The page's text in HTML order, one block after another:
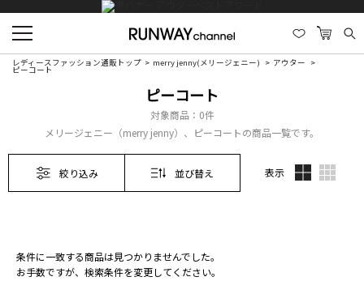
レディースファッション通販トップ merry jenny(メリージェニー) アウター
ピーコート
ピーコート
対象商品： 0件
メリージェニー（merry jenny）、ピーコートの商品一覧です。
絞り込み 並び替え 表示
条件に一致する商品は見つかりませんでした。
お手数ですが、検索条件を変更してください。